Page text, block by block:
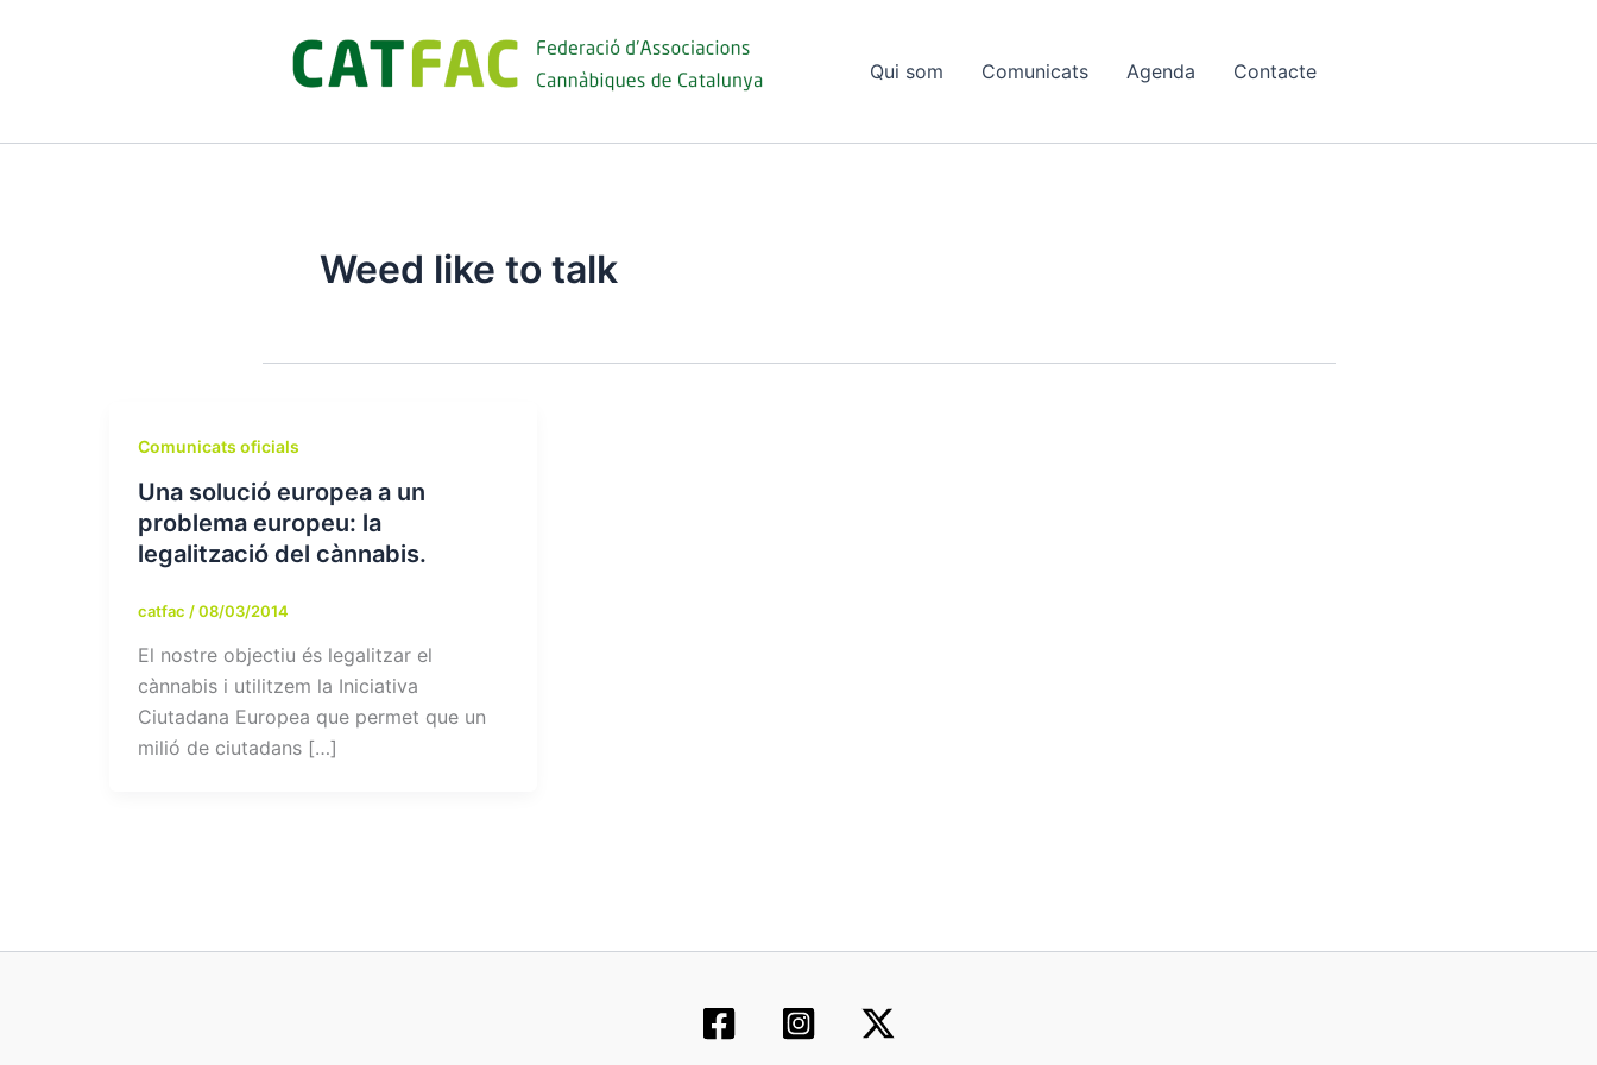
Qui som Comunicats Agenda Contacte
Weed like to talk
Comunicats oficials
Una solució europea a un
problema europeu: la
legalització del cànnabis.
catfac /08/03/2014
El nostre objectiu és legalitzar el
cànnabis i utilitzem la Iniciativa
Ciutadana Europea que permet que un
milió de ciutadans […]